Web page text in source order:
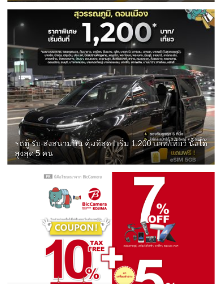
รถตู้ รับ-ส่งสนามบิน คุ้มที่สุด ! เริ่ม 1,200 บาท/เที่ยว นั่งได้
สูงสุด 5 คน